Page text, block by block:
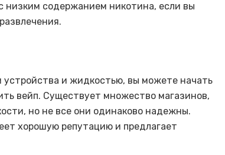
низким содержанием никотина, если вы
устройства и жидкостью, вы можете начать
вейп. Существует множество магазинов,
но не все они одинаково надежны.
хорошую репутацию и предлагает